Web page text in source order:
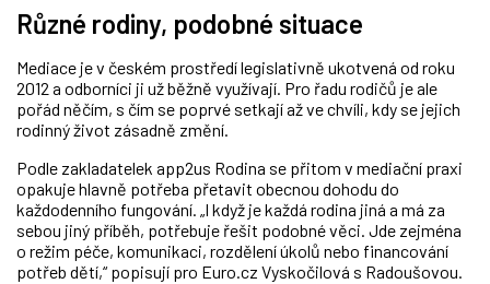
Různé rodiny, podobné situace
Mediace je v českém prostředí legislativně ukotvená od roku
2012 a odborníci ji už běžně využívají. Pro řadu rodičů je ale
pořád něčím, s čím se poprvé setkají až ve chvíli, kdy se jejich
rodinný život zásadně změní.
Podle zakladatelek app2us Rodina se přitom v mediační praxi
opakuje hlavně potřeba přetavit obecnou dohodu do
každodenního fungování. „I když je každá rodina jiná a má za
sebou jiný příběh, potřebuje řešit podobné věci. Jde zejména
o režim péče, komunikaci, rozdělení úkolů nebo financování
potřeb dětí,“ popisují pro Euro.cz Vyskočilová s Radoušovou.